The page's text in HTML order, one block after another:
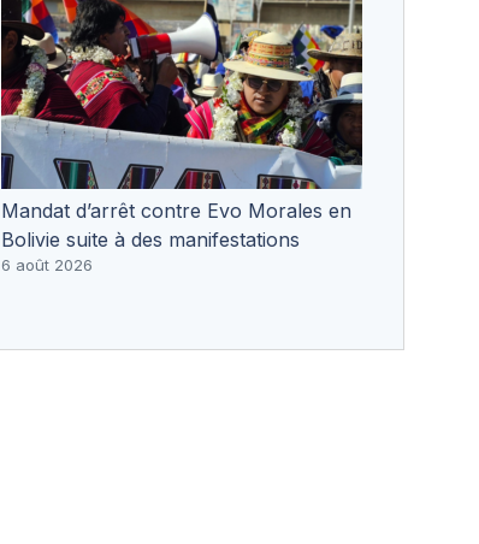
Mandat d’arrêt contre Evo Morales en
Bolivie suite à des manifestations
6 août 2026